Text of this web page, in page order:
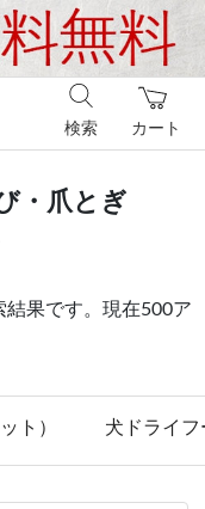
カート
検索
・爪とぎ
果です。現在500ア
ト） 犬ドライフ